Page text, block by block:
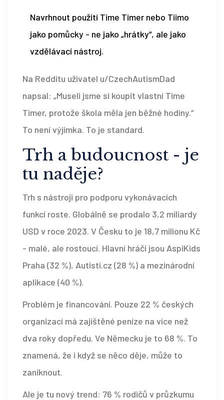
Navrhnout použití Time Timer nebo Tiimo
jako pomůcky - ne jako „hrátky“, ale jako
vzdělávací nástroj.
Na Redditu uživatel u/CzechAutismDad
napsal: „Museli jsme si koupit vlastní Time
Timer, protože škola měla jen běžné hodiny.“
To není výjimka. To je standard.
Trh a budoucnost - je
tu naděje?
Trh s nástroji pro podporu vykonávacích
funkcí roste. Globálně se prodalo 3,2 miliardy
USD v roce 2023. V Česku to je 18,7 milionu Kč
- malé, ale rostoucí. Hlavní hráči jsou AspiKids
Praha (32 %), Autisti.cz (28 %) a mezinárodní
aplikace (40 %).
Problém je financování. Pouze 22 % českých
organizací má zajištěné peníze na více než
dva roky dopředu. Ve Německu je to 68 %. To
znamená, že i když se něco děje, může to
zaniknout.
Ale je tu nový trend: 76 % rodičů v průzkumu